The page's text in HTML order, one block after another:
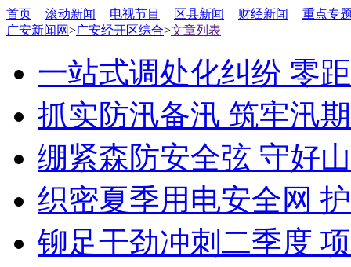
首页 滚动新闻 电视节目 区县新闻 财经新闻
重点专
广安新闻网>广安经开区综合>文章列表
一站式调处化纠纷 零
抓实防汛备汛 筑牢汛
绷紧森防安全弦 守好
织密夏季用电安全网
铆足干劲冲刺二季度